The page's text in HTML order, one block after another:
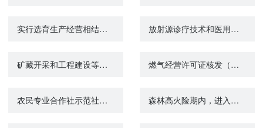
实行选育生产经营相结合、有效区域为全国的种子生产经营许可证核发 放射源诊疗技术和医用辐射机构许可（校验）
矿藏开采和工程建设等需要征收、征用 或者使用草原的审核 燃气经营许可证核发（重新申请）
农民专业合作社示范社（国家、省、市、县）申报、认定 森林高火险期内，进入森林高火险区的活动审批